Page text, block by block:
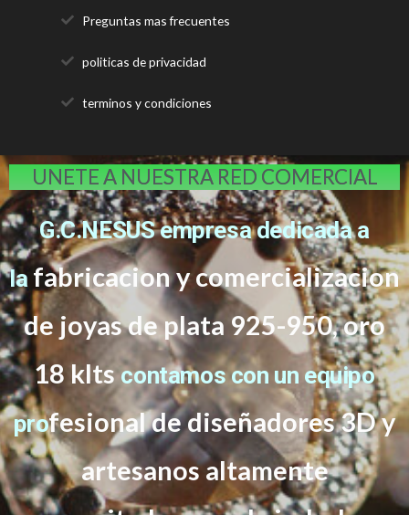
Preguntas mas frecuentes
politicas de privacidad
terminos y condiciones
UNETE A NUESTRA RED COMERCIAL
G.C.NESUS empresa dedicada a
la fabricacion y comercializacion
de joyas de plata 925-950, oro
18 kltscontamos con un equipo
profesional de diseñadores 3D y
artesanos altamente